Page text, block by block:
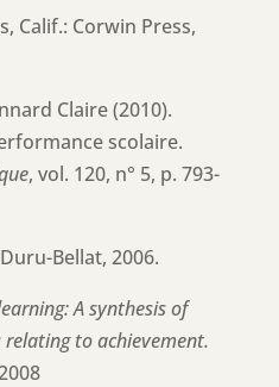
Calif.: Corwin Press,
Claire (2010).
scolaire.
, vol. 120, n° 5, p. 793-
Bellat, 2006.
A synthesis of
to achievement.